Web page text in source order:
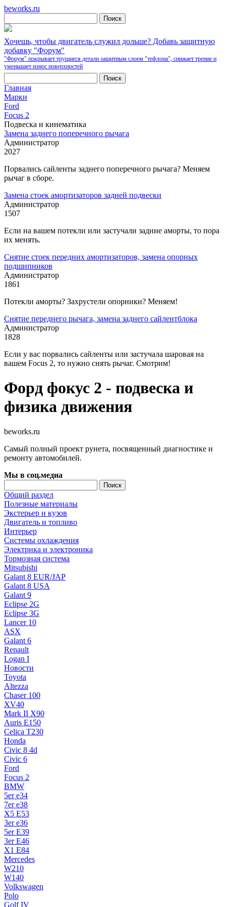
beworks.ru
Хочешь, чтобы двигатель служил дольше? Добавь защитную
добавку "Форум"
"Форум" покрывает трущиеся детали защитным слоем "тефлона", снижает трение и
уменьшает износ поверхностей
Главная
Марки
Ford
Focus 2
Подвеска и кинематика
Замена заднего поперечного рычага
Администратор
2027
Порвались сайленты заднего поперечного рычага? Меняем
рычаг в сборе.
Замена стоек амортизаторов задней подвески
Администратор
1507
Если на вашем потекли или застучали задние аморты, то пора
их менять.
Снятие стоек передних амортизаторов, замена опорных
подшипников
Администратор
1861
Потекли аморты? Захрустели опорники? Меняем!
Снятие переднего рычага, замена заднего сайлентблока
Администратор
1828
Если у вас порвались сайленты или застучала шаровая на
вашем Focus 2, то нужно снять рычаг. Смотрим!
Форд фокус 2 - подвеска и
физика движения
beworks.ru
Самый полный проект рунета, посвященный диагностике и
ремонту автомобилей.
Мы в соц.медиа
Общий раздел
Полезные материалы
Экстерьер и кузов
Двигатель и топливо
Интерьер
Системы охлаждения
Электрика и электроника
Тормозная система
Mitsubishi
Galant 8 EUR/JAP
Galant 8 USA
Galant 9
Eclipse 2G
Eclipse 3G
Lancer 10
ASX
Galant 6
Renault
Logan I
Новости
Toyota
Altezza
Chaser 100
XV40
Mark II X90
Auris E150
Celica T230
Honda
Civic 8 4d
Civic 6
Ford
Focus 2
BMW
5er e34
7er e38
X5 E53
3er e36
5er E39
3er E46
X1 E84
Mercedes
W210
W140
Volkswagen
Polo
Golf IV